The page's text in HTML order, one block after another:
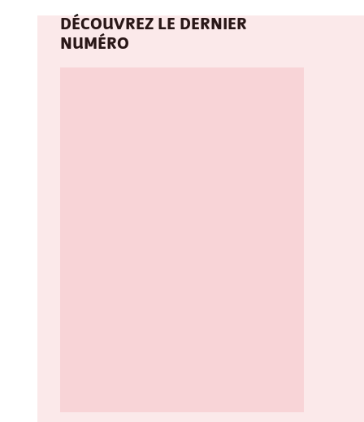
DÉCOUVREZ LE DERNIER
NUMÉRO